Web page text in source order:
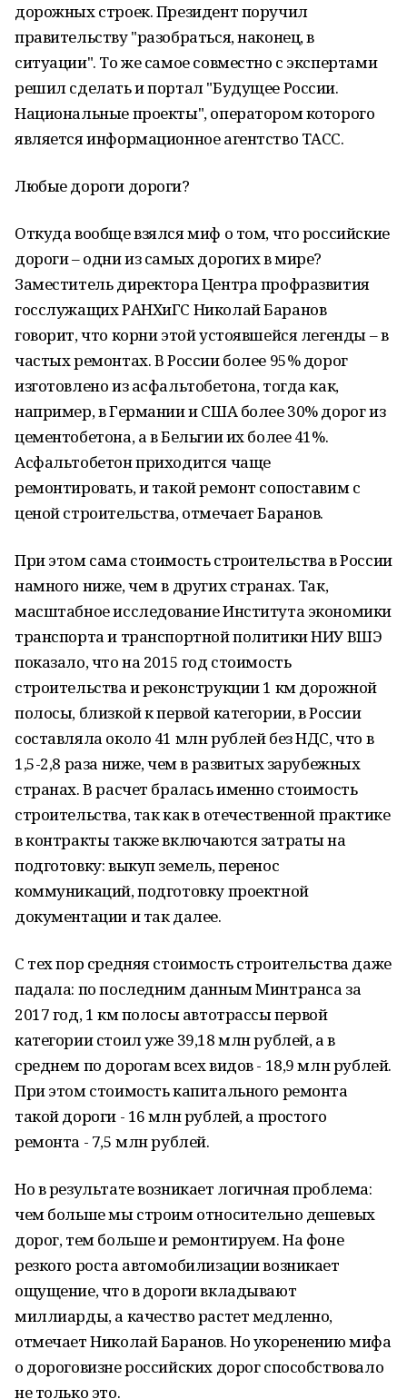
дорожных строек. Президент поручил
правительству "разобраться, наконец, в
ситуации". То же самое совместно с экспертами
решил сделать и портал "Будущее России.
Национальные проекты", оператором которого
является информационное агентство ТАСС.
Любые дороги дороги?
Откуда вообще взялся миф о том, что российские
дороги – одни из самых дорогих в мире?
Заместитель директора Центра профразвития
госслужащих РАНХиГС Николай Баранов
говорит, что корни этой устоявшейся легенды – в
частых ремонтах. В России более 95% дорог
изготовлено из асфальтобетона, тогда как,
например, в Германии и США более 30% дорог из
цементобетона, а в Бельгии их более 41%.
Асфальтобетон приходится чаще
ремонтировать, и такой ремонт сопоставим с
ценой строительства, отмечает Баранов.
При этом сама стоимость строительства в России
намного ниже, чем в других странах. Так,
масштабное исследование Института экономики
транспорта и транспортной политики НИУ ВШЭ
показало, что на 2015 год стоимость
строительства и реконструкции 1 км дорожной
полосы, близкой к первой категории, в России
составляла около 41 млн рублей без НДС, что в
1,5-2,8 раза ниже, чем в развитых зарубежных
странах. В расчет бралась именно стоимость
строительства, так как в отечественной практике
в контракты также включаются затраты на
подготовку: выкуп земель, перенос
коммуникаций, подготовку проектной
документации и так далее.
С тех пор средняя стоимость строительства даже
падала: по последним данным Минтранса за
2017 год, 1 км полосы автотрассы первой
категории стоил уже 39,18 млн рублей, а в
среднем по дорогам всех видов - 18,9 млн рублей.
При этом стоимость капитального ремонта
такой дороги - 16 млн рублей, а простого
ремонта - 7,5 млн рублей.
Но в результате возникает логичная проблема:
чем больше мы строим относительно дешевых
дорог, тем больше и ремонтируем. На фоне
резкого роста автомобилизации возникает
ощущение, что в дороги вкладывают
миллиарды, а качество растет медленно,
отмечает Николай Баранов. Но укоренению мифа
о дороговизне российских дорог способствовало
не только это.